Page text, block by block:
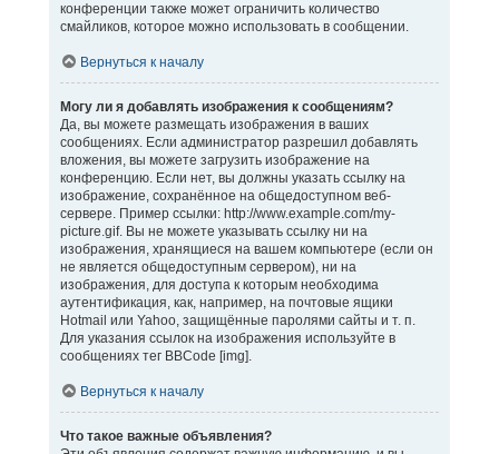
конференции также может ограничить количество
смайликов, которое можно использовать в сообщении.
Вернуться к началу
Могу ли я добавлять изображения к сообщениям?
Да, вы можете размещать изображения в ваших
сообщениях. Если администратор разрешил добавлять
вложения, вы можете загрузить изображение на
конференцию. Если нет, вы должны указать ссылку на
изображение, сохранённое на общедоступном веб-
сервере. Пример ссылки: http://www.example.com/my-
picture.gif. Вы не можете указывать ссылку ни на
изображения, хранящиеся на вашем компьютере (если он
не является общедоступным сервером), ни на
изображения, для доступа к которым необходима
аутентификация, как, например, на почтовые ящики
Hotmail или Yahoo, защищённые паролями сайты и т. п.
Для указания ссылок на изображения используйте в
сообщениях тег BBCode [img].
Вернуться к началу
Что такое важные объявления?